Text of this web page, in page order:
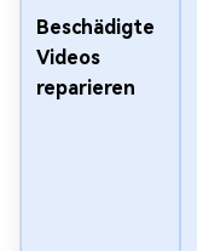
Beschädigte
Videos
reparieren